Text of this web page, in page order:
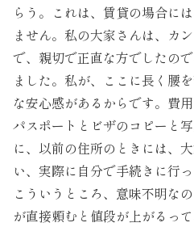
らう。これは、賃貸の場合に
ません。私の大家さんは、カ
で、親切で正直な方でしたの
ました。私が、ここに長く腰
な安心感があるからです。費
パスポートとビザのコピーと
に、以前の住所のときには、
い、実際に自分で手続きに行
こういうところ、意味不明な
が直接頼むと値段が上がるっ